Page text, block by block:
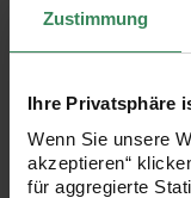
Zustimmung
Ihre Privatsphäre
Wenn Sie unsere
akzeptieren“
für aggregierte
den Farbthemen
Silver“ und „Pastel
Deko und Home-